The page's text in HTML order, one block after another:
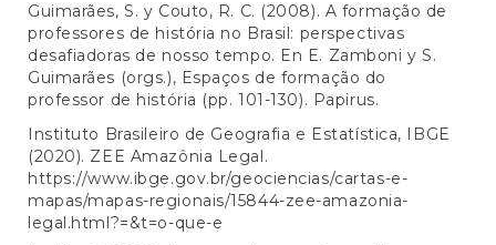
Guimarães, S. y Couto, R. C. (2008). A formação de
professores de história no Brasil: perspectivas
desafiadoras de nosso tempo. En E. Zamboni y S.
Guimarães (orgs.), Espaços de formação do
professor de história (pp. 101-130). Papirus.
Instituto Brasileiro de Geografia e Estatística, IBGE
(2020). ZEE Amazônia Legal.
https://www.ibge.gov.br/geociencias/cartas-e-
mapas/mapas-regionais/15844-zee-amazonia-
legal.html?=&t=o-que-e